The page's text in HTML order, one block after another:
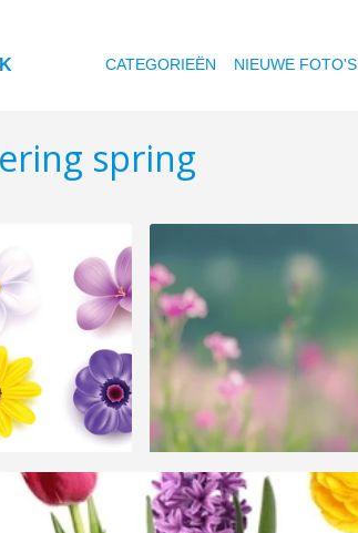
CATEGORIEËN NIEUWE FOTO'S
spring